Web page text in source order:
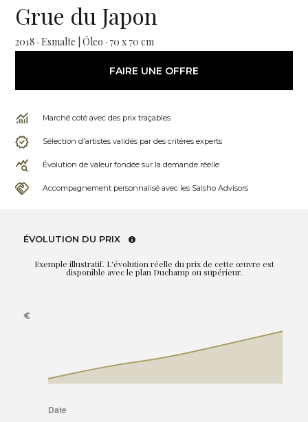
Grue du Japon
2018 · Esmalte | Óleo · 70 x 70 cm
FAIRE UNE OFFRE
Marché coté avec des prix traçables
Sélection d'artistes validés par des critères experts
Évolution de valeur fondée sur la demande réelle
Accompagnement personnalisé avec les Saisho Advisors
ÉVOLUTION DU PRIX
Exemple illustratif. L'évolution réelle du prix de cette œuvre est
disponible avec le plan Duchamp ou supérieur.